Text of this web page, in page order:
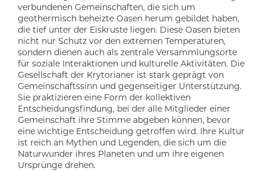
verbundenen Gemeinschaften, die sich um
geothermisch beheizte Oasen herum gebildet haben,
die tief unter der Eiskruste liegen. Diese Oasen bieten
nicht nur Schutz vor den extremen Temperaturen,
sondern dienen auch als zentrale Versammlungsorte
für soziale Interaktionen und kulturelle Aktivitäten. Die
Gesellschaft der Krytorianer ist stark geprägt von
Gemeinschaftssinn und gegenseitiger Unterstützung.
Sie praktizieren eine Form der kollektiven
Entscheidungsfindung, bei der alle Mitglieder einer
Gemeinschaft ihre Stimme abgeben können, bevor
eine wichtige Entscheidung getroffen wird. Ihre Kultur
ist reich an Mythen und Legenden, die sich um die
Naturwunder ihres Planeten und um ihre eigenen
Ursprünge drehen.